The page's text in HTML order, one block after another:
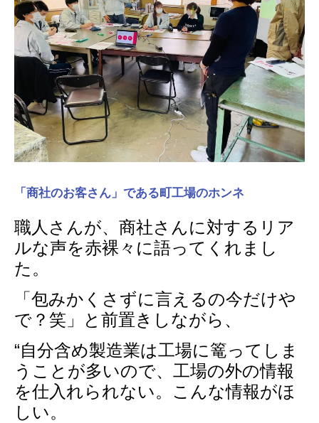
「商社のお客さん」である町工場のホンネ
職人さんが、商社さんに対するリア
ルな声を赤裸々に語ってくれまし
た。
「包みかくさずに言えるの今だけや
で？笑」と前置きしながら、
“自分含め製造業は工場に篭ってしま
うことが多いので、工場の外の情報
を仕入れられない。 こんな情報がほ
しい。